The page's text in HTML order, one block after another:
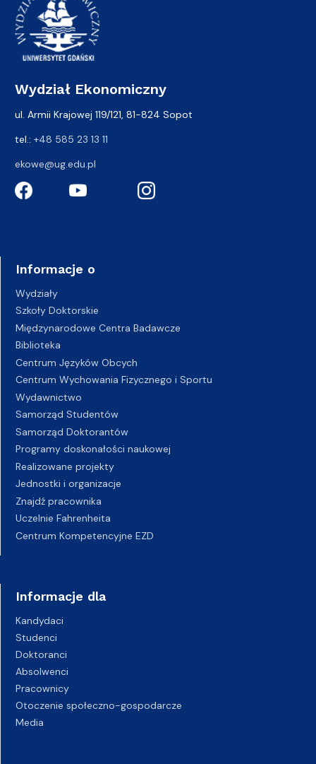
Wydział Ekonomiczny
ul. Armii Krajowej 119/121, 81-824 Sopot
tel.: +48 585 23 13 11
ekowe@ug.edu.pl
Informacje o
Wydziały
Szkoły Doktorskie
Międzynarodowe Centra Badawcze
Biblioteka
Centrum Języków Obcych
Centrum Wychowania Fizycznego i Sportu
Wydawnictwo
Samorząd Studentów
Samorząd Doktorantów
Programy doskonałości naukowej
Realizowane projekty
Jednostki i organizacje
Znajdź pracownika
Uczelnie Fahrenheita
Centrum Kompetencyjne EZD
Informacje dla
Kandydaci
Studenci
Doktoranci
Absolwenci
Pracownicy
Otoczenie społeczno-gospodarcze
Media